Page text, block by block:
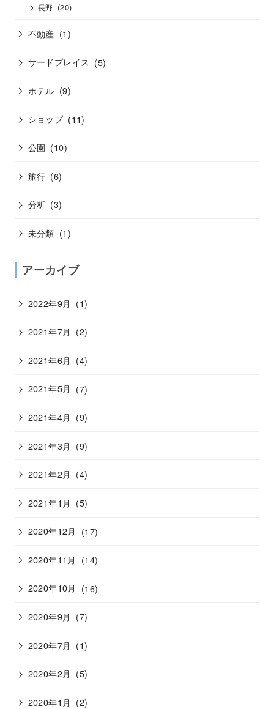
長野 (20)
不動産 (1)
サードプレイス (5)
ホテル (9)
ショップ (11)
公園 (10)
旅行 (6)
分析 (3)
未分類 (1)
アーカイブ
2022年9月 (1)
2021年7月 (2)
2021年6月 (4)
2021年5月 (7)
2021年4月 (9)
2021年3月 (9)
2021年2月 (4)
2021年1月 (5)
2020年12月 (17)
2020年11月 (14)
2020年10月 (16)
2020年9月 (7)
2020年7月 (1)
2020年2月 (5)
2020年1月 (2)